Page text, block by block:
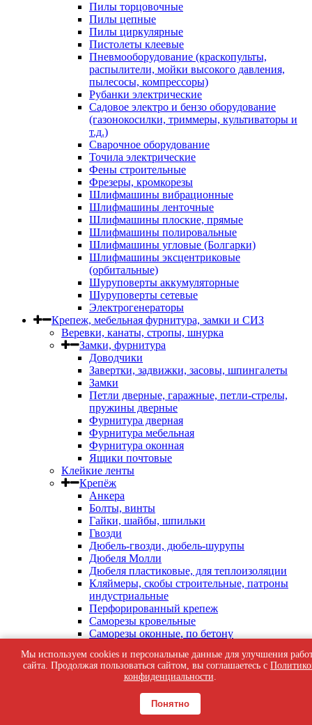
Пилы торцовочные
Пилы цепные
Пилы циркулярные
Пистолеты клеевые
Пневмооборудование (краскопульты,
распылители, мойки высокого давления,
пылесосы, компрессоры)
Рубанки электрические
Садовое электро и бензо оборудование
(газонокосилки, триммеры, культиваторы и
т.д.)
Сварочное оборудование
Точила электрические
Фены строительные
Фрезеры, кромкорезы
Шлифмашины вибрационные
Шлифмашины ленточные
Шлифмашины плоские, прямые
Шлифмашины полировальные
Шлифмашины угловые (Болгарки)
Шлифмашины эксцентриковые
(орбитальные)
Шуруповерты аккумуляторные
Шуруповерты сетевые
Электрогенераторы
Крепеж, мебельная фурнитура, замки и СИЗ
Веревки, канаты, стропы, шнурка
Замки, фурнитура
Доводчики
Завертки, задвижки, засовы, шпингалеты
Замки
Петли дверные, гаражные, петли-стрелы,
пружины дверные
Фурнитура дверная
Фурнитура мебельная
Фурнитура оконная
Ящики почтовые
Клейкие ленты
Крепёж
Анкера
Болты, винты
Гайки, шайбы, шпильки
Гвозди
Дюбель-гвозди, дюбель-шурупы
Дюбеля Молли
Дюбеля пластиковые, для теплоизоляции
Кляймеры, скобы строительные, патроны
индустриальные
Перфорированный крепеж
Саморезы кровельные
Саморезы оконные, по бетону
Саморезы черные
Такелаж
Тросы, цепи
Шурупы жёлтые универсальные
Шурупы с шестигранной головкой, с
Мы используем cookies и персональные данные для улучшения
сайта. Продолжая пользоваться сайтом, вы соглашаетесь с
конфиденциальности.
Понятно